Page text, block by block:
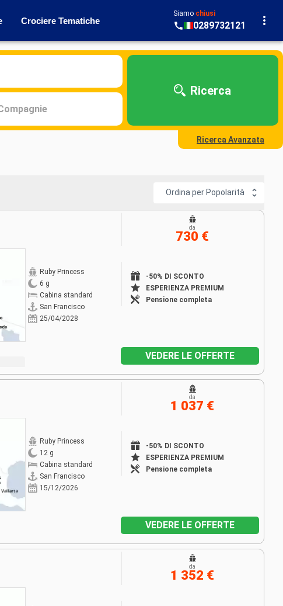
Crociere Tematiche
Siamo chiusi
0289732121
Ricerca
Ricerca Avanzata
Ordina per Popolarità
Ruby Princess
6 g
Cabina standard
San Francisco
25/04/2028
-50% DI SCONTO
ESPERIENZA PREMIUM
Pensione completa
da
730 €
VEDERE LE OFFERTE
Ruby Princess
12 g
Cabina standard
San Francisco
15/12/2026
-50% DI SCONTO
ESPERIENZA PREMIUM
Pensione completa
da
1 037 €
VEDERE LE OFFERTE
da
1 352 €